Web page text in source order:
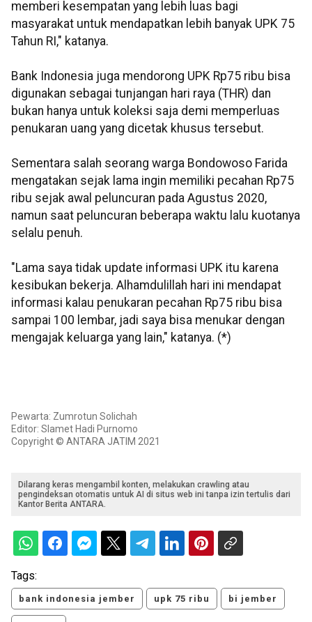
memberi kesempatan yang lebih luas bagi
masyarakat untuk mendapatkan lebih banyak UPK 75
Tahun RI," katanya.
Bank Indonesia juga mendorong UPK Rp75 ribu bisa
digunakan sebagai tunjangan hari raya (THR) dan
bukan hanya untuk koleksi saja demi memperluas
penukaran uang yang dicetak khusus tersebut.
Sementara salah seorang warga Bondowoso Farida
mengatakan sejak lama ingin memiliki pecahan Rp75
ribu sejak awal peluncuran pada Agustus 2020,
namun saat peluncuran beberapa waktu lalu kuotanya
selalu penuh.
"Lama saya tidak update informasi UPK itu karena
kesibukan bekerja. Alhamdulillah hari ini mendapat
informasi kalau penukaran pecahan Rp75 ribu bisa
sampai 100 lembar, jadi saya bisa menukar dengan
mengajak keluarga yang lain," katanya. (*)
Pewarta: Zumrotun Solichah
Editor: Slamet Hadi Purnomo
Copyright © ANTARA JATIM 2021
Dilarang keras mengambil konten, melakukan crawling atau
pengindeksan otomatis untuk AI di situs web ini tanpa izin tertulis dari
Kantor Berita ANTARA.
Tags:
bank indonesia jember upk 75 ribu bi jember